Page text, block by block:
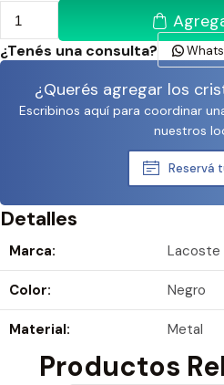
¿Tenés una consulta?
¿Querés agregar los
Escribinos aquí para coordinar
nuestros
Reservá
Detalles
Marca: Lacoste
Color: Negro
Material: Metal
Productos